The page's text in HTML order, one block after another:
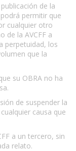
de la
permitir que
cualquier otro
de la AVCFF a
perpetuidad, los
que la
su OBRA no ha
de suspender la
causa que
a un tercero, sin
relato.